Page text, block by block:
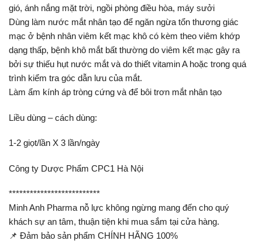
gió, ánh nắng mặt trời, ngồi phòng điều hòa, máy sưởi
Dùng làm nước mắt nhân tạo để ngăn ngừa tổn thương giác
mạc ở bệnh nhân viêm kết mạc khô có kèm theo viêm khớp
dạng thấp, bệnh khô mắt bất thường do viêm kết mạc gây ra
bởi sự thiếu hụt nước mắt và do thiết vitamin A hoặc trong quá
trình kiểm tra góc dẫn lưu của mắt.
Làm ẩm kính áp tròng cứng và để bôi trơn mắt nhân tạo
Liều dùng – cách dùng:
1-2 giọt/lần X 3 lần/ngày
Công ty Dược Phẩm CPC1 Hà Nội
**************************
Minh Anh Pharma nỗ lực không ngừng mang đến cho quý
khách sự an tâm, thuận tiện khi mua sắm tại cửa hàng.
📌 Đảm bảo sản phẩm CHÍNH HÃNG 100%